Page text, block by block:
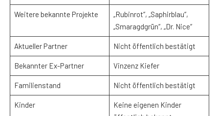
Weitere bekannte Projekte
„Rubinrot“, „Saphirblau“,
„Smaragdgrün“, „Dr. Nice“
Aktueller Partner Nicht öffentlich bestätigt
Bekannter Ex-Partner Vinzenz Kiefer
Familienstand Nicht öffentlich bestätigt
Kinder
Keine eigenen Kinder